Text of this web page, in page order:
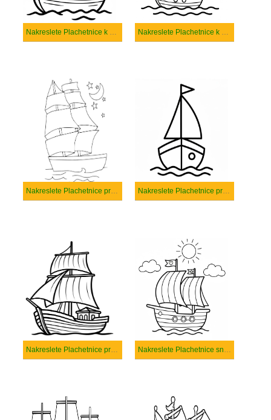
Nakreslete Plachetnice k vytisknutí zdarma Nakreslete Plachetnice k vytisknutí
Nakreslete Plachetnice pro děti Nakreslete Plachetnice prostý tisknutelné
Nakreslete Plachetnice prostý Nakreslete Plachetnice snadný tisknutelné